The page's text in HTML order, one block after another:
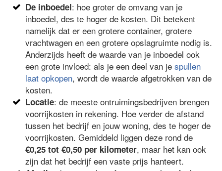
De inboedel: hoe groter de omvang van je
inboedel, des te hoger de kosten. Dit betekent
namelijk dat er een grotere container, grotere
vrachtwagen en een grotere opslagruimte nodig is.
Anderzijds heeft de waarde van je inboedel ook
een grote invloed: als je een deel van jespullen
laat opkopen, wordt de waarde afgetrokken van de
kosten.
Locatie: de meeste ontruimingsbedrijven brengen
voorrijkosten in rekening. Hoe verder de afstand
tussen het bedrijf en jouw woning, des te hoger de
voorrijkosten. Gemiddeld liggen deze rond de
€0,25 tot €0,50 per kilometer, maar het kan ook
zijn dat het bedrijf een vaste prijs hanteert.